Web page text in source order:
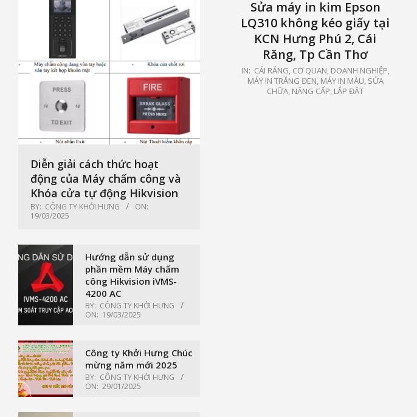
Sửa máy in kim Epson
LQ310 không kéo giấy tại
KCN Hưng Phú 2, Cái
Răng, Tp Cần Thơ
2021-
01-
IN: CÁI RĂNG, CƠ QUAN, DOANH NGHIỆP,
MÁY IN TRẮNG ĐEN, MÁY IN MÀU, SỬA
CHỮA, NÂNG CẤP, LẮP ĐẶT
Diễn giải cách thức hoạt
động của Máy chấm công và
Khóa cửa tự động Hikvision
BY: CÔNG TY KHỞI HƯNG
ON:
19/03/2025
Hướng dẫn sử dụng
phần mềm Máy chấm
công Hikvision iVMS-
4200 AC
BY: CÔNG TY KHỞI HƯNG
ON: 19/03/2025
Công ty Khởi Hưng Chúc
mừng năm mới 2025
BY: CÔNG TY KHỞI HƯNG
ON: 29/01/2025